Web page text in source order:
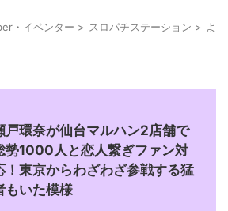
ったふぅちゃん、加工か痩せ過ぎか
たいな手になる
・イベンター > スロパチステーション > よ
戸環奈が仙台マルハン2店舗で
勢1000人と恋人繋ぎファン対
！東京からわざわざ参戦する猛
もいた模様